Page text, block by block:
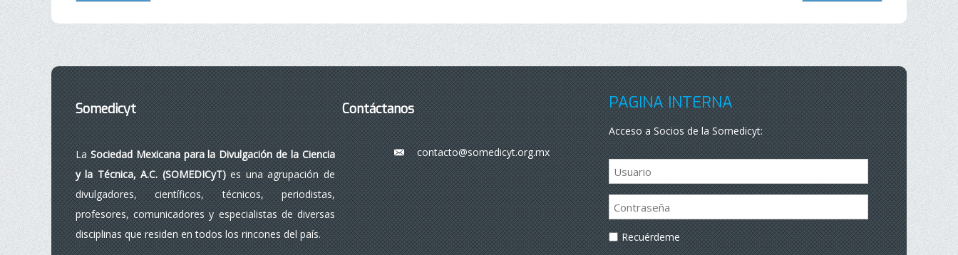
Somedicyt
LaSociedad Mexicana para la Divulgación de la Ciencia
y la Técnica, A.C. (SOMEDICyT)es una agrupación de
divulgadores, científicos, técnicos, periodistas,
profesores, comunicadores y especialistas de diversas
disciplinas que residen en todos los rincones del país.
Contáctanos
___contacto@somedicyt.org.mx
PÁGINA INTERNA
Acceso a Socios de la Somedicyt:
Recuérdeme